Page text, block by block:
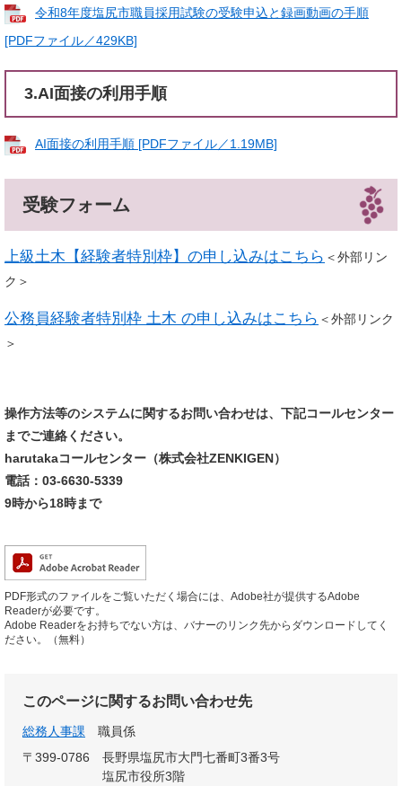
令和8年度塩尻市職員採用試験の受験申込と録画動画の手順
[PDFファイル／429KB]
3.AI面接の利用手順
AI面接の利用手順 [PDFファイル／1.19MB]
受験フォーム
上級土木【経験者特別枠】の申し込みはこちら ＜外部リン
ク＞
公務員経験者特別枠 土木 の申し込みはこちら ＜外部リンク
＞
操作方法等のシステムに関するお問い合わせは、下記コールセンター
までご連絡ください。
harutakaコールセンター（株式会社ZENKIGEN）
電話：03-6630-5339
9時から18時まで
PDF形式のファイルをご覧いただく場合には、Adobe社が提供するAdobe
Readerが必要です。
Adobe Readerをお持ちでない方は、バナーのリンク先からダウンロードしてく
ださい。（無料）
このページに関するお問い合わせ先
総務人事課
職員係
〒399-0786
長野県塩尻市大門七番町3番3号
塩尻市役所3階